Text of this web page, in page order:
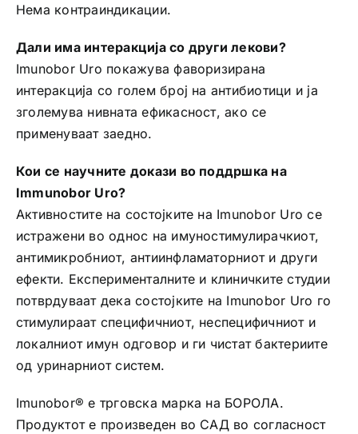
Нема контраиндикации.
Дали има интеракција со други лекови?
Imunobor Uro покажува фаворизирана
интеракција со голем број на антибиотици и ја
зголемува нивната ефикасност, ако се
применуваат заедно.
Кои се научните докази во поддршка на
Immunobor Uro?
Активностите на состојките на Imunobor Uro се
истражени во однос на имуностимулирачкиот,
антимикробниот, антиинфламаторниот и други
ефекти. Експерименталните и клиничките студии
потврдуваат дека состојките на Imunobor Uro го
стимулираат специфичниот, неспецифичниот и
локалниот имун одговор и ги чистат бактериите
од уринарниот систем.
Imunobor® е трговска марка на БОРОЛА.
Продуктот е произведен во САД во согласност